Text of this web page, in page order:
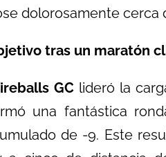
dolorosamente cerca
tras un maratón
GClideró la
una fantástica
de -9. Este